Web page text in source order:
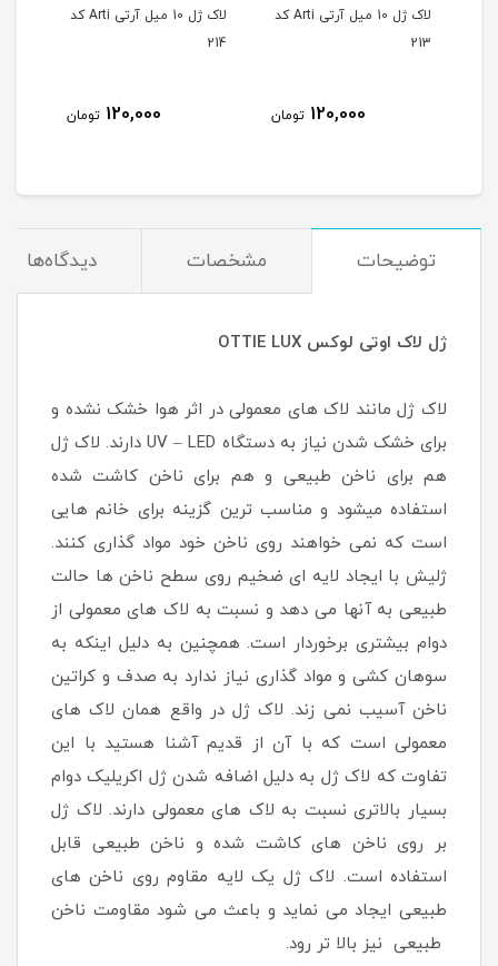
لاک ژل 10 میل آرتی Arti کد
213
120,000 تومان
لاک ژل 10 میل آرتی Arti کد
214
120,000 تومان
توضیحات مشخصات دیدگاه‌ها
ژل لاک اوتی لوکس OTTIE LUX
لاک ژل مانند لاک های معمولی در اثر هوا خشک نشده و
برای خشک شدن نیاز به دستگاه UV – LED دارند. لاک ژل
هم برای ناخن طبیعی و هم برای ناخن کاشت شده
استفاده میشود و مناسب ترین گزینه برای خانم هایی
است که نمی خواهند روی ناخن خود مواد گذاری کنند.
ژلیش با ایجاد لایه ای ضخیم روی سطح ناخن ها حالت
طبیعی به آنها می دهد و نسبت به لاک های معمولی از
دوام بیشتری برخوردار است. همچنین به دلیل اینکه به
سوهان کشی و مواد گذاری نیاز ندارد به صدف و کراتین
ناخن آسیب نمی زند. لاک ژل در واقع همان لاک های
معمولی است که با آن از قدیم آشنا هستید با این
تفاوت که لاک ژل به دلیل اضافه شدن ژل اکریلیک دوام
بسیار بالاتری نسبت به لاک های معمولی دارند. لاک ژل
بر روی ناخن های کاشت شده و ناخن طبیعی قابل
استفاده است. لاک ژل یک لایه مقاوم روی ناخن های
طبیعی ایجاد می نماید و باعث می شود مقاومت ناخن
طبیعی نیز بالا تر رود.